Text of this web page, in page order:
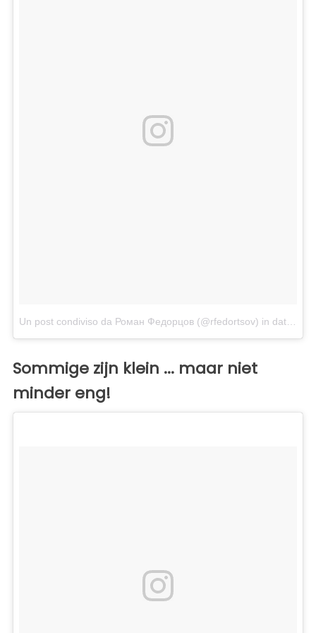
Un post condiviso da Роман Федорцов (@rfedortsov) in data:
Sommige zijn klein ... maar niet
minder eng!